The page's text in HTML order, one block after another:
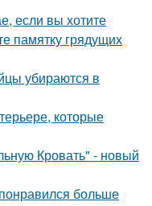
если вы хотите
памятку грядущих
убираются в
которые
Кровать" - новый
больше